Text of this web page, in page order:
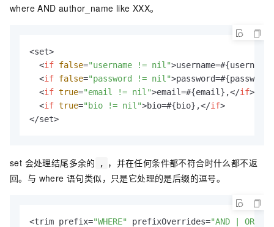
where AND author_name like XXX。
<set>
<if false="username != nil">
<if false="password != nil">
<if true="email != nil">email=#{email},</if>
<if true="bio != nil">bio=#{bio},</if>
</set>
set 会处理结尾多余的 ,
，并在任何条件都不符合时什么都不返
回。与 where 语句类似，只是它处理的是后缀的逗号。
<trim prefix="WHERE" prefixOverrides="AND | OR |